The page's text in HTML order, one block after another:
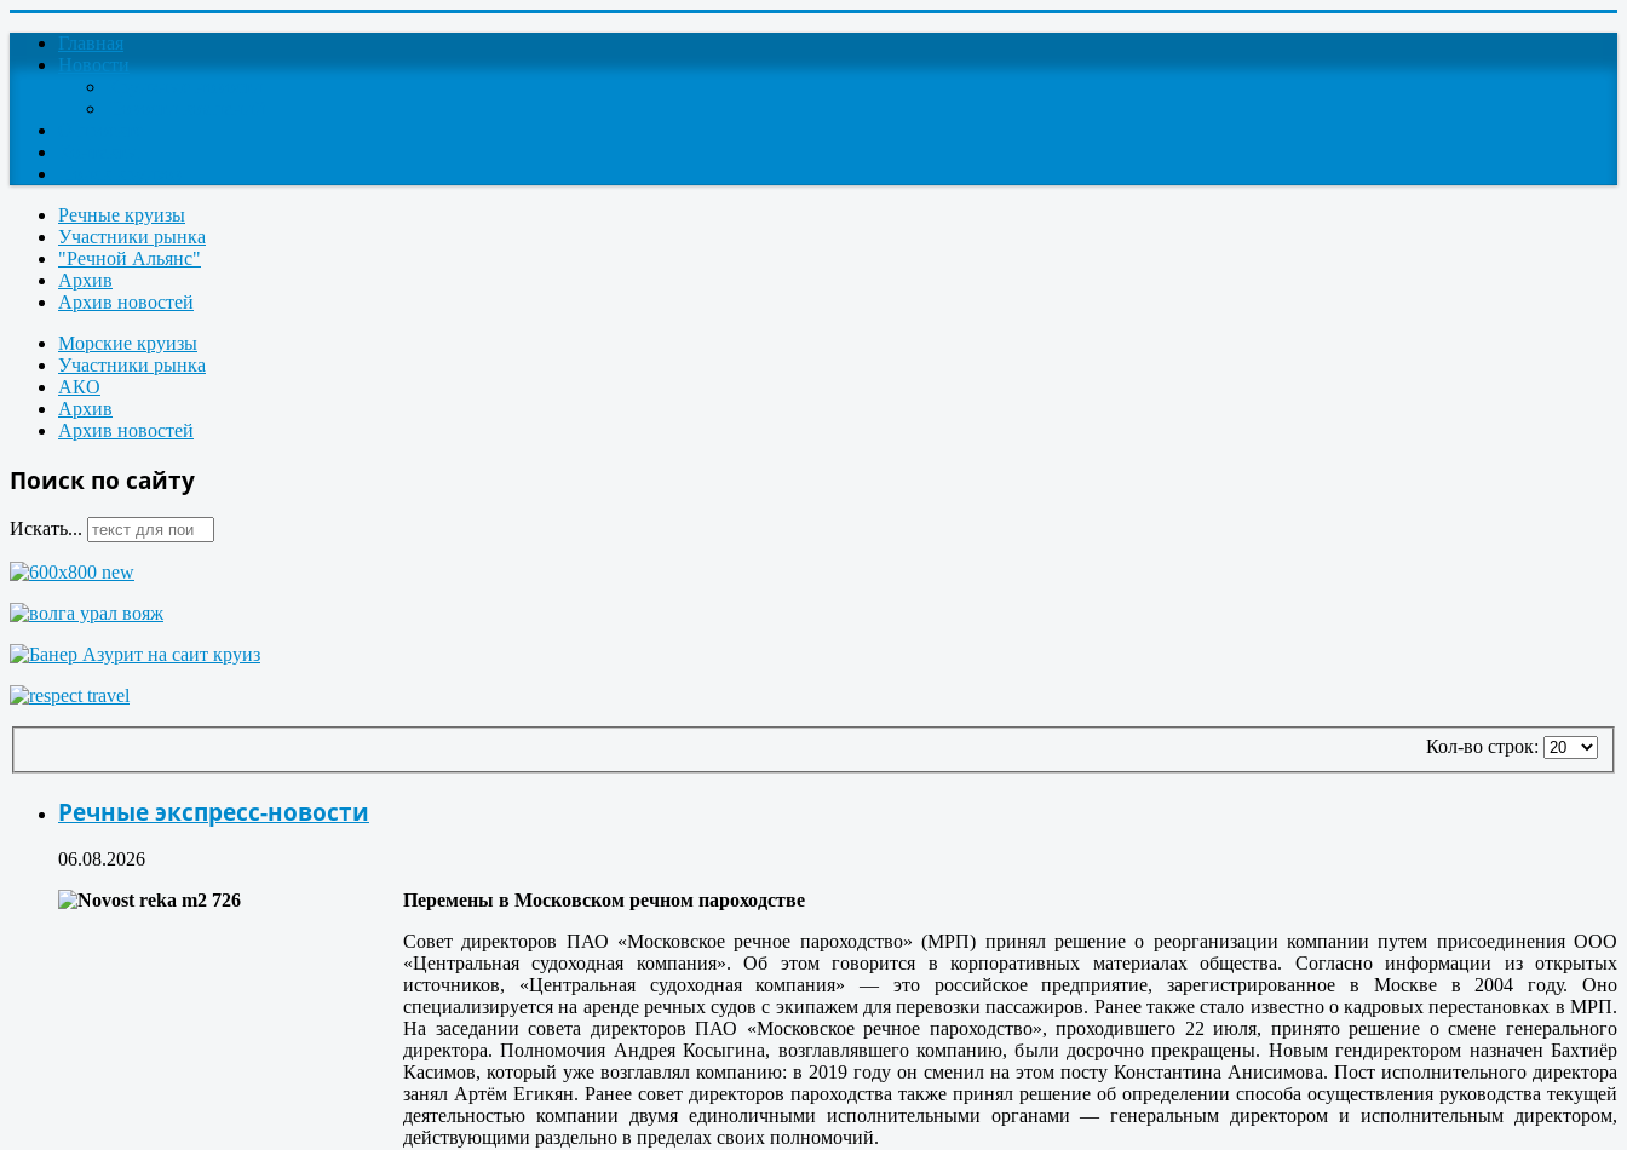
Главная
Новости
Речные круизы
Участники рынка
"Речной Альянс"
Архив
Архив новостей
Морские круизы
Участники рынка
АКО
Архив
Архив новостей
Поиск по сайту
Искать...
Кол-во строк:
Речные экспресс-новости
06.08.2026
Перемены в Московском речном пароходстве
Совет директоров ПАО «Московское речное пароходство» (МРП) принял решение о реорганизации компании путем присоединения ООО
«Центральная судоходная компания». Об этом говорится в корпоративных материалах общества. Согласно информации из открытых
источников, «Центральная судоходная компания» — это российское предприятие, зарегистрированное в Москве в 2004 году. Оно
специализируется на аренде речных судов с экипажем для перевозки пассажиров. Ранее также стало известно о кадровых перестановках в МРП.
На заседании совета директоров ПАО «Московское речное пароходство», проходившего 22 июля, принято решение о смене генерального
директора. Полномочия Андрея Косыгина, возглавлявшего компанию, были досрочно прекращены. Новым гендиректором назначен Бахтиёр
Касимов, который уже возглавлял компанию: в 2019 году он сменил на этом посту Константина Анисимова. Пост исполнительного директора
занял Артём Егикян. Ранее совет директоров пароходства также принял решение об определении способа осуществления руководства текущей
деятельностью компании двумя единоличными исполнительными органами — генеральным директором и исполнительным директором,
действующими раздельно в пределах своих полномочий.